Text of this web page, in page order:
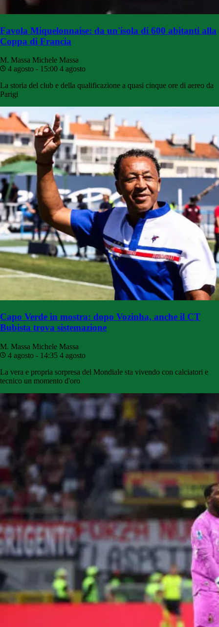
Favola Miquelonnaise: da un'isola di 600 abitanti alla
Coppa di Francia
M. Massa Michele Massa
4 agosto - 15:00 4 agosto
La storia del club e della qualificazione a quasi cinque ore di aereo da
Parigi
Capo Verde in mostra: dopo Vozinha, anche il CT
Bubista trova sistemazione
M. Massa Michele Massa
4 agosto - 14:35 4 agosto
La vera e propria sorpresa del Mondiale sta vivendo con calciatori e
tecnico un momento d'oro